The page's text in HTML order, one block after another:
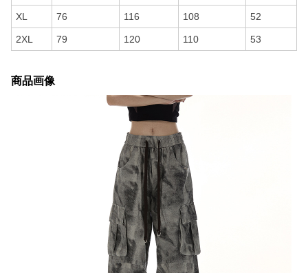
XL 76 116 108 52
2XL 79 120 110 53
商品画像